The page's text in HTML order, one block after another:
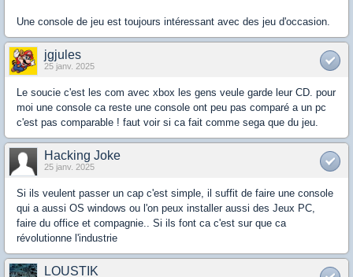
Une console de jeu est toujours intéressant avec des jeu d'occasion.
jgjules
25 janv. 2025
Le soucie c'est les com avec xbox les gens veule garde leur CD. pour
moi une console ca reste une console ont peu pas comparé a un pc
c'est pas comparable ! faut voir si ca fait comme sega que du jeu.
Hacking Joke
25 janv. 2025
Si ils veulent passer un cap c'est simple, il suffit de faire une console
qui a aussi OS windows ou l'on peux installer aussi des Jeux PC,
faire du office et compagnie.. Si ils font ca c'est sur que ca
révolutionne l'industrie
LOUSTIK